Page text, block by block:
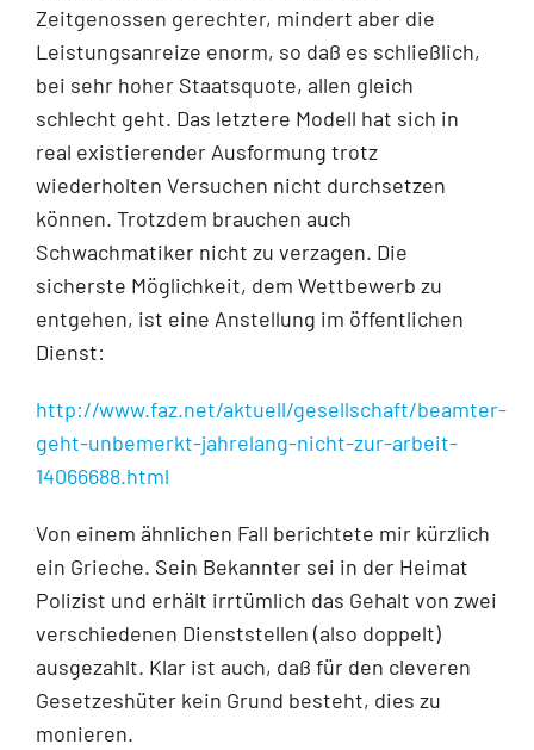
Zeitgenossen gerechter, mindert aber die
Leistungsanreize enorm, so daß es schließlich,
bei sehr hoher Staatsquote, allen gleich
schlecht geht. Das letztere Modell hat sich in
real existierender Ausformung trotz
wiederholten Versuchen nicht durchsetzen
können. Trotzdem brauchen auch
Schwachmatiker nicht zu verzagen. Die
sicherste Möglichkeit, dem Wettbewerb zu
entgehen, ist eine Anstellung im öffentlichen
Dienst:
http://www.faz.net/aktuell/gesellschaft/beamter-
geht-unbemerkt-jahrelang-nicht-zur-arbeit-
14066688.html
Von einem ähnlichen Fall berichtete mir kürzlich
ein Grieche. Sein Bekannter sei in der Heimat
Polizist und erhält irrtümlich das Gehalt von zwei
verschiedenen Dienststellen (also doppelt)
ausgezahlt. Klar ist auch, daß für den cleveren
Gesetzeshüter kein Grund besteht, dies zu
monieren.